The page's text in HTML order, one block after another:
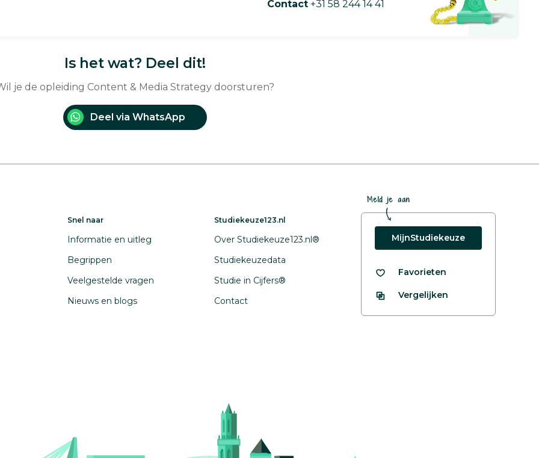
Contact +31 58 244 14 41
Is het wat? Deel dit!
je de opleiding Content & Media Strategy doorsturen?
Deel via WhatsApp
Snel naar
Informatie en uitleg
Begrippen
Veelgestelde vragen
Nieuws en blogs
Studiekeuze123.nl
Over Studiekeuze123.nl®
Studiekeuzedata
Studie in Cijfers®
Contact
Meld je aan
MijnStudiekeuze
Favorieten
Vergelijken